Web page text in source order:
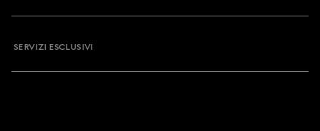
SERVIZI ESCLUSIVI